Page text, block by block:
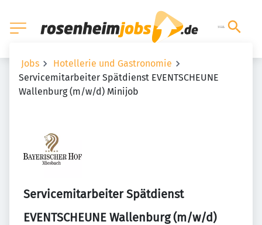
Jobs
Hotellerie und Gastronomie
Servicemitarbeiter Spätdienst EVENTSCHEUNE
Wallenburg (m/w/d) Minijob
Servicemitarbeiter Spätdienst
EVENTSCHEUNE Wallenburg (m/w/d)